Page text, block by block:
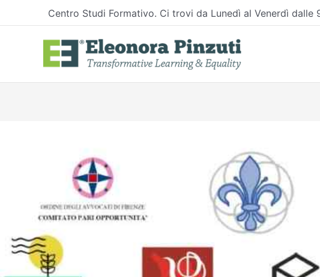
al
contenuto
Centro Studi Formativo. Ci trovi da Lunedì al Venerdì dalle